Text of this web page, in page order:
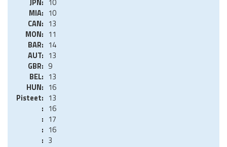
10
10
13
11
14
13
9
13
16
13
16
17
16
3